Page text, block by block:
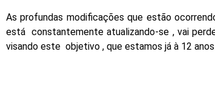
As profundas modificações que estão
está constantemente atualizando-se , vai
visando este objetivo , que estamos já à 12